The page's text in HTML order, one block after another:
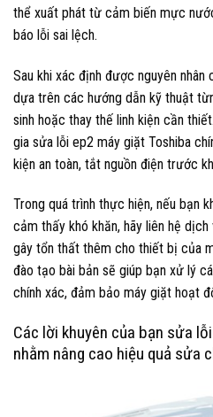
thể xuất phát từ cảm biến mực
báo lỗi sai lệch.
Sau khi xác định được nguyên
dựa trên các hướng dẫn kỹ thuật
sinh hoặc thay thế linh kiện cần
gia sửa lỗi ep2 máy giặt Toshiba
kiện an toàn, tắt nguồn điện trước
Trong quá trình thực hiện, nếu bạn
cảm thấy khó khăn, hãy liên hệ
gây tổn thất thêm cho thiết bị của
đào tạo bài bản sẽ giúp bạn xử lý
chính xác, đảm bảo máy giặt hoạt
Các lời khuyên của bạn sửa
nhằm nâng cao hiệu quả sửa